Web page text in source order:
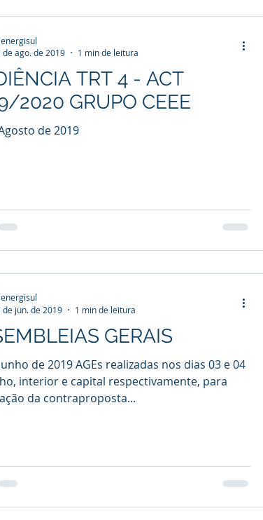
TRT 4 - ACT
2020 GRUPO CEEE
de 2019
de ago. de 2019
1 min de leitura
GERAIS
de 2019 AGEs realizadas nos dias 03 e 04
interior e capital respectivamente, para
da contraproposta...
de jun. de 2019
1 min de leitura